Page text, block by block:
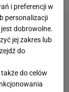
i preferencji w
personalizacji
dobrowolne.
jej zakres lub
do
do celów